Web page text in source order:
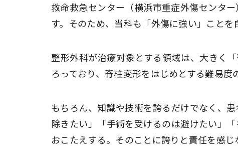
救命救急センター（横浜市重症外傷センタ
す。そのため、当科も「外傷に強い」こと
整形外科が治療対象とする領域は、大きく
ろっており、脊柱変形をはじめとする難易
もちろん、知識や技術を誇るだけでなく、
除きたい」「手術を受けるのは避けたい」
おこたえする。そのことに誇りと責任を感